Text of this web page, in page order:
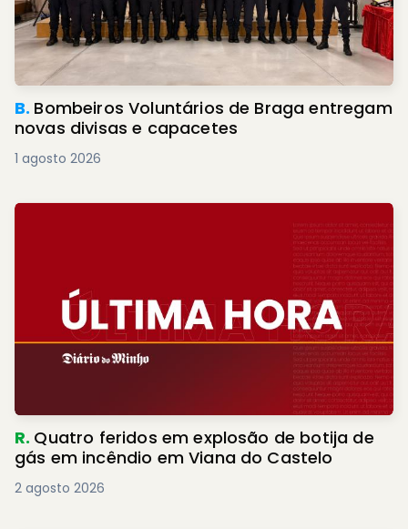
B. Bombeiros Voluntários de Braga entregam
novas divisas e capacetes
1 agosto 2026
R. Quatro feridos em explosão de botija de
gás em incêndio em Viana do Castelo
2 agosto 2026